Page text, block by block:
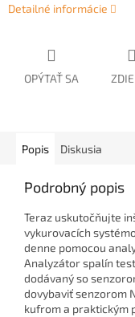
Detailné informácie
OPÝTAŤ SA
Popis Diskusia
Podrobný popis
Teraz uskutočňujte
vykurovacích
denne pomocou
Analyzátor spalín
dodávaný so
dovybaviť senzorom
kufrom a praktickým